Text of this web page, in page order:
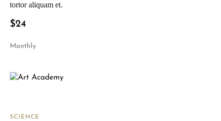
tortor aliquam et.
$24
Monthly
SCIENCE